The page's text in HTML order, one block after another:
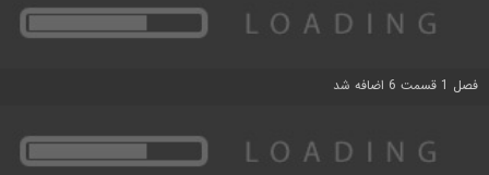
فصل 1 قسمت 6 اضافه شد